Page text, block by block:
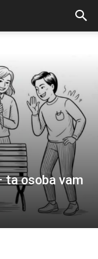
ta osoba vam